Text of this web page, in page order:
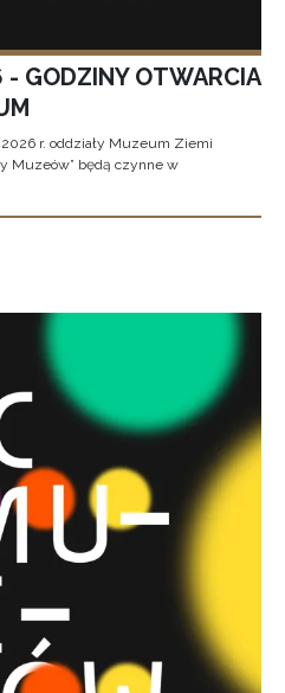
GODZINY OTWARCIA
r. oddziały Muzeum Ziemi
Muzeów” będą czynne w